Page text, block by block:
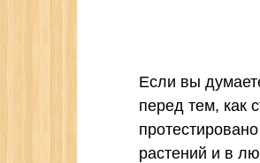
Если вы
перед тем, как
растений и в